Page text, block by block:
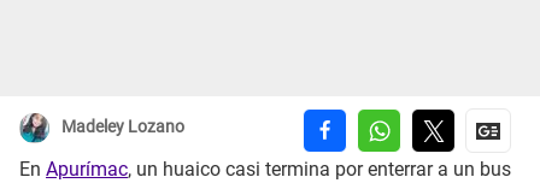
Madeley Lozano
En Apurímac, un huaico casi termina por enterrar a un bus